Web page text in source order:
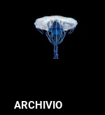
ARCHIVIO